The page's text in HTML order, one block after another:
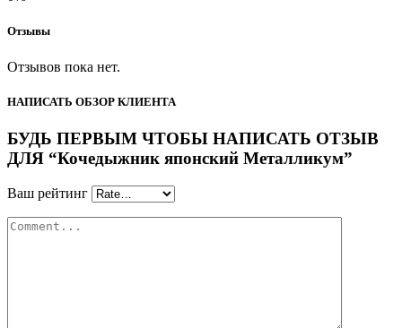
Отзывы
Отзывов пока нет.
НАПИСАТЬ ОБЗОР КЛИЕНТА
БУДЬ ПЕРВЫМ ЧТОБЫ НАПИСАТЬ ОТЗЫВ
ДЛЯ “Кочедыжник японский Металликум”
Ваш рейтинг